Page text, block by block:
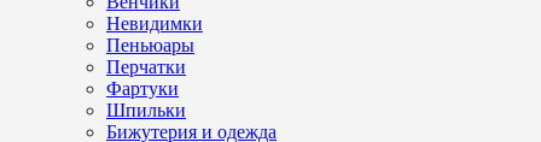
Невидимки
Пеньюары
Перчатки
Фартуки
Шпильки
Бижутерия и одежда